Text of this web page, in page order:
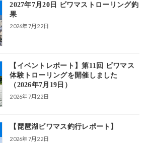
2027年7月20日 ビワマストローリング釣
果
2026年7月22日
【イベントレポート】第11回 ビワマス
体験トローリングを開催しました
（2026年7月19日）
2026年7月22日
【琵琶湖ビワマス釣行レポート】
2026年7月22日